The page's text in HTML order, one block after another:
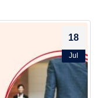
18
Jul